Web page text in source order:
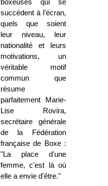
boxeuses qui se
succèdent à l'écran,
quels que soient
leur niveau, leur
nationalité et leurs
motivations, un
véritable motif
commun que
résume
parfaitement Marie-
Lise Rovira,
secrétaire générale
de la Fédération
française de Boxe :
"La place d'une
femme, c'est là où
elle a envie d'être."